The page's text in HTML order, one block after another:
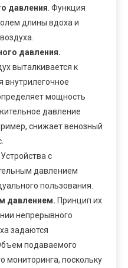
давления . Функция
длины вдоха и
давления.
выталкивается к
внутрилегочное
мощность
давление
снижает венозный
. Устройства с
давлением
пользования.
давлением. Принцип их
непрерывного
задаются
подаваемого
мониторинга, поскольку